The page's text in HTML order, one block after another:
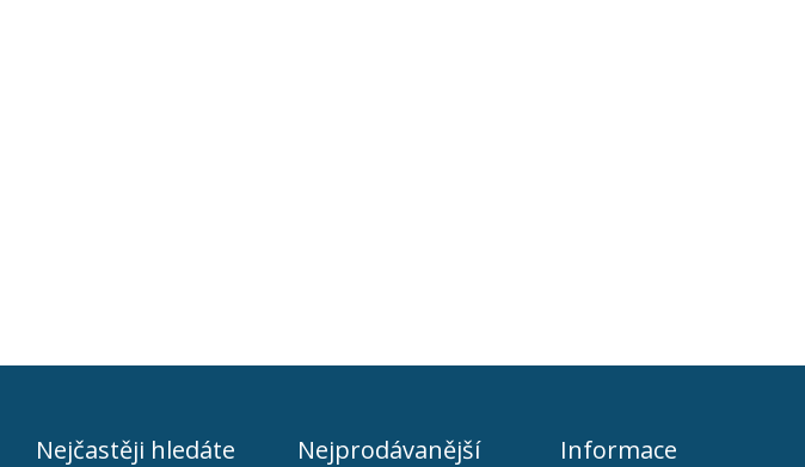
Nejčastěji hledáte Nejprodávanější Informace